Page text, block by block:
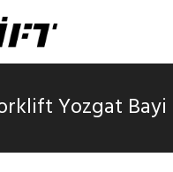
Yozgat Bayi